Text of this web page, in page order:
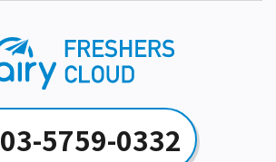
03-5759-0332